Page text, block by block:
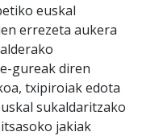
euskal
errezeta aukera
gureak diren
txipiroiak edota
sukaldaritzako
jakiak